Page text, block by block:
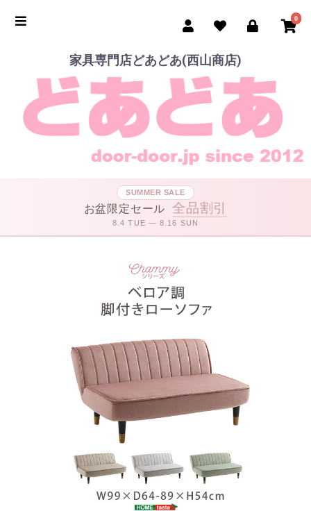
0
家具専門店どあどあ(西山商店)
SUMMER SALE
お盆限定セール 全品割引
8.4 TUE — 8.16 SUN